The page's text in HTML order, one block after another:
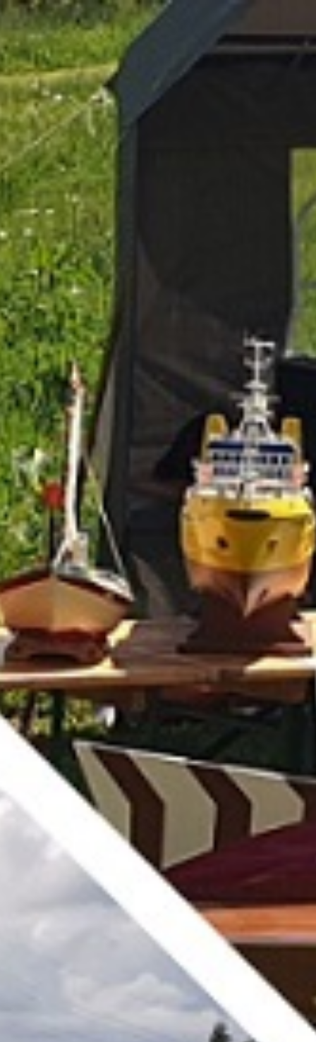
Impressum &
Datenschutz